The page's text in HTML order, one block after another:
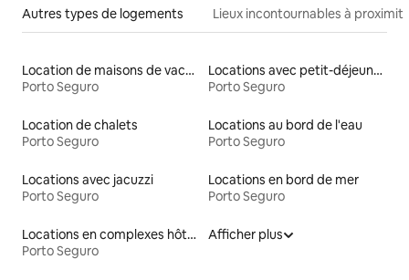
Autres types de logements Lieux incontournables à
Location de maisons de vacances
Porto Seguro
Locations avec petit-déjeuner
Porto Seguro
Location de chalets
Porto Seguro
Locations au bord de l'eau
Porto Seguro
Locations avec jacuzzi
Porto Seguro
Locations en bord de mer
Porto Seguro
Locations en complexes hôteliers
Porto Seguro
Afficher plus